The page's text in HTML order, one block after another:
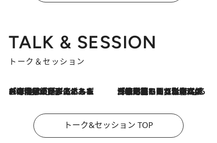
TALK & SESSION
トーク＆セッション
2026.8.3
「今後値上げがあるとすれば…」「リスクがあるのは今年の冬」エネルギー専門家が語る、ホルムズ海峡封鎖が家庭にもたらす“ある心配” 2026.8.3
「住宅建てられない…」「サーチャージ料の高値が続いている」ホルムズ海峡封鎖による影響はいつまで続く？《エネルギー専門家に聞く“どうなる日本の暮らし”》
トーク&セッション TOP